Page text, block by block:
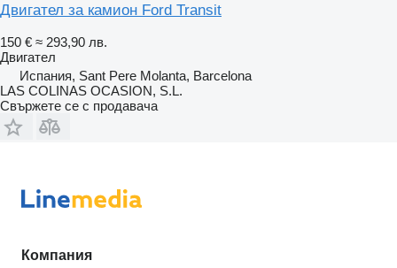
Двигател за камион Ford Transit
150 € ≈ 293,90 лв.
Двигател
Испания, Sant Pere Molanta, Barcelona
LAS COLINAS OCASION, S.L.
Свържете се с продавача
Компания